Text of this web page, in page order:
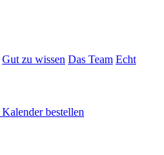
Gut zu wissen Das Team Echt
Kalender bestellen